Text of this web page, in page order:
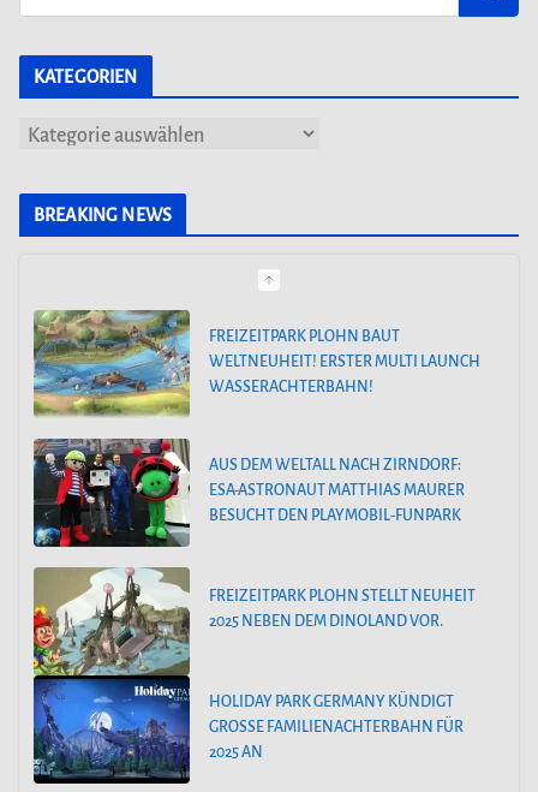
KATEGORIEN
K
BREAKING NEWS
AUS DEM WELTALL NACH ZIRNDORF:
ESA-ASTRONAUT MATTHIAS MAURER
BESUCHT DEN PLAYMOBIL-FUNPARK
FREIZEITPARK PLOHN STELLT NEUHEIT
2025 NEBEN DEM DINOLAND VOR.
GROSSE FAMILIENACHTERBAHN FÜR 2
025 AN
PEPPA PIG PARK OINKTASTISCHE PREMIERE IN GÜNZBURG
30. MÄRZ 2024: SAISONSTART IM FILMPARK BABELSBERG